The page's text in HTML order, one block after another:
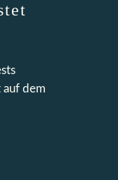
auf dem